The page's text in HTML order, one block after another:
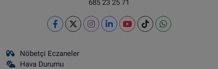
685 23 25 71
Nöbetçi Eczaneler
Hava Durumu